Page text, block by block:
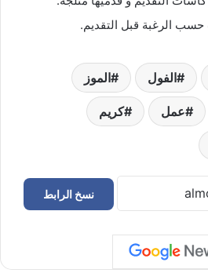
الرغبة قبل التقديم.
الفول الموز
عمل كريم
نسخ الرابط